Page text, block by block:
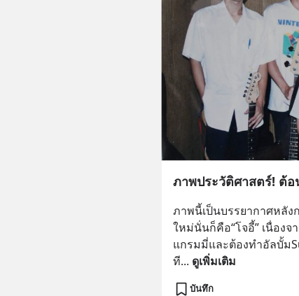
ภาพประวัติศาสตร์! ต้
ภาพนี้เป็นบรรยากาศหลั
ใหม่นั่นก็คือ“โจอี้” เนื่อง
แกรมมี่และต้องทำอัลบั้ม
ที... ดูเพิ่มเติม
บันทึก